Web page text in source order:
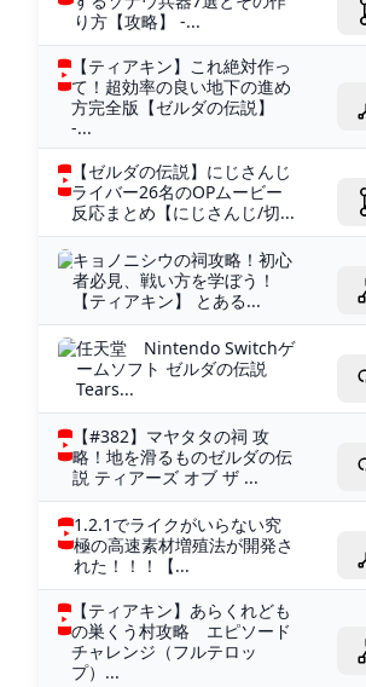
り方【攻略】 -...
【ティアキン】これ絶対作っ
て！超効率の良い地下の進め
方完全版【ゼルダの伝説】
-...
【ゼルダの伝説】にじさんじ
ライバー26名のOPムービー
反応まとめ【にじさんじ/切...
キョノニシウの祠攻略！初心
者必見、戦い方を学ぼう！
【ティアキン】 とある...
任天堂 Nintendo Switchゲ
ームソフト ゼルダの伝説
Tears...
【#382】マヤタタの祠 攻
略！地を滑るものゼルダの伝
説 ティアーズ オブ ザ ...
1.2.1でライクがいらない究
極の高速素材増殖法が開発さ
れた！！！【...
【ティアキン】あらくれども
の巣くう村攻略 エピソード
チャレンジ（フルテロッ
プ）...